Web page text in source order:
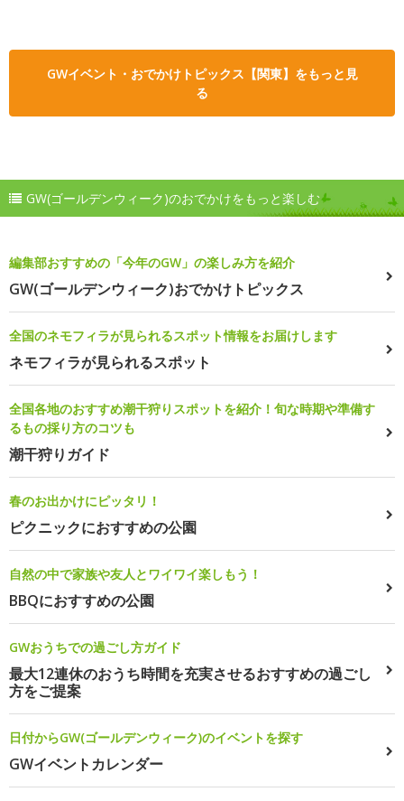
GWイベント・おでかけトピックス【関東】をもっと見
る
GW(ゴールデンウィーク)のおでかけをもっと楽しむ
編集部おすすめの「今年のGW」の楽しみ方を紹介
GW(ゴールデンウィーク)おでかけトピックス
全国のネモフィラが見られるスポット情報をお届けします
ネモフィラが見られるスポット
全国各地のおすすめ潮干狩りスポットを紹介！旬な時期や準備す
るもの採り方のコツも
潮干狩りガイド
春のお出かけにピッタリ！
ピクニックにおすすめの公園
自然の中で家族や友人とワイワイ楽しもう！
BBQにおすすめの公園
GWおうちでの過ごし方ガイド
最大12連休のおうち時間を充実させるおすすめの過ごし
方をご提案
日付からGW(ゴールデンウィーク)のイベントを探す
GWイベントカレンダー